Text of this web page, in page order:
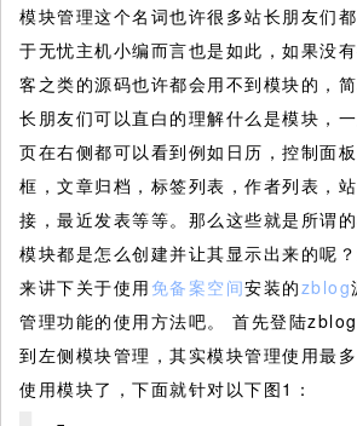
模块管理这个名词也许很多站长朋友们
于无忧主机小编而言也是如此，如果没
客之类的源码也许都会用不到模块的，
长朋友们可以直白的理解什么是模块，
页在右侧都可以看到例如日历，控制面
框，文章归档，标签列表，作者列表，
接，最近发表等等。那么这些就是所谓
模块都是怎么创建并让其显示出来的呢
来讲下关于使用 免备案空间安装的zblog
管理功能的使用方法吧。
首先登陆
到左侧模块管理，其实模块管理使用最
使用模块了，下面就针对以下图1：